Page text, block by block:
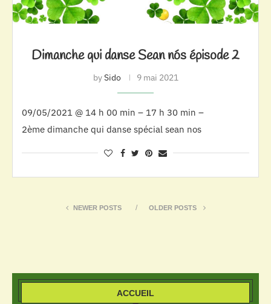
Dimanche qui danse Sean nós épisode 2
bySido 9 mai 2021
09/05/2021 @ 14 h 00 min – 17 h 30 min –
2ème dimanche qui danse spécial sean nos
NEWER POSTS OLDER POSTS
ACCUEIL